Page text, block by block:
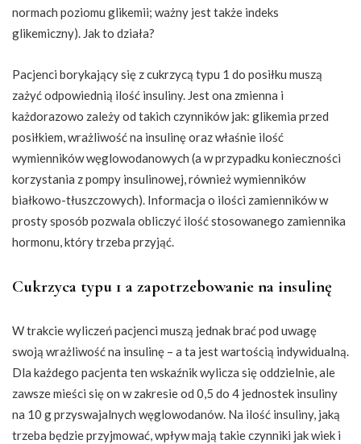
normach poziomu glikemii; ważny jest także indeks
glikemiczny). Jak to działa?
Pacjenci borykający się z cukrzycą typu 1 do posiłku muszą
zażyć odpowiednią ilość insuliny. Jest ona zmienna i
każdorazowo zależy od takich czynników jak: glikemia przed
posiłkiem, wrażliwość na insulinę oraz właśnie ilość
wymienników węglowodanowych (a w przypadku konieczności
korzystania z pompy insulinowej, również wymienników
białkowo-tłuszczowych). Informacja o ilości zamienników w
prosty sposób pozwala obliczyć ilość stosowanego zamiennika
hormonu, który trzeba przyjąć.
Cukrzyca typu 1 a zapotrzebowanie na insulinę
W trakcie wyliczeń pacjenci muszą jednak brać pod uwagę
swoją wrażliwość na insulinę – a ta jest wartością indywidualną.
Dla każdego pacjenta ten wskaźnik wylicza się oddzielnie, ale
zawsze mieści się on w zakresie od 0,5 do 4 jednostek insuliny
na 10 g przyswajalnych węglowodanów. Na ilość insuliny, jaką
trzeba będzie przyjmować, wpływ mają takie czynniki jak wiek i